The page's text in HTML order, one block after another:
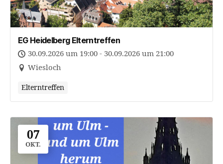
EG Heidelberg Elterntreffen
30.09.2026 um 19:00 - 30.09.2026 um 21:00
Wiesloch
Elterntreffen
07
OKT.